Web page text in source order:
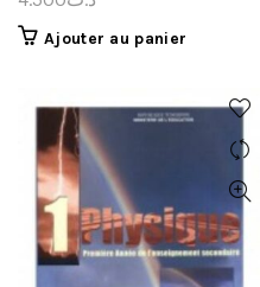
Ajouter au panier